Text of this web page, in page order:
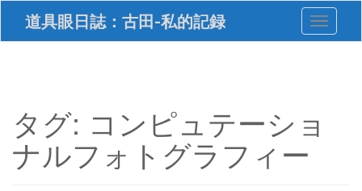
i
道具眼日誌：古田-私的記録 Toggle
タグ: コンピュテーショ
ナルフォトグラフィー